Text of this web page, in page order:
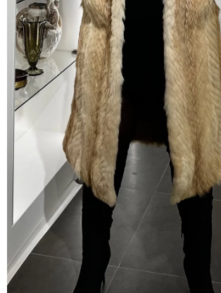
Pravý Liščí kožich s kapucí